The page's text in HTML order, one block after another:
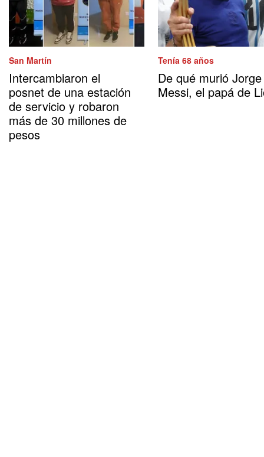
San Martín
Intercambiaron el
posnet de una estación
de servicio y robaron
más de 30 millones de
pesos
Tenía 68 años
De qué murió Jorge
Messi, el papá de